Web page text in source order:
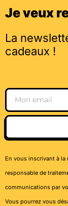
Je veux
La
cadeaux !
Email
En vous inscrivant à la
responsable de
communications par
Vous pourrez vous